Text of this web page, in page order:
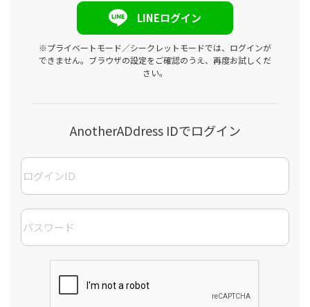
LINEログイン
※プライベートモード／シークレットモードでは、ログインが
できません。ブラウザの設定をご確認のうえ、再度お試しくだ
さい。
AnotherADdress IDでログイン